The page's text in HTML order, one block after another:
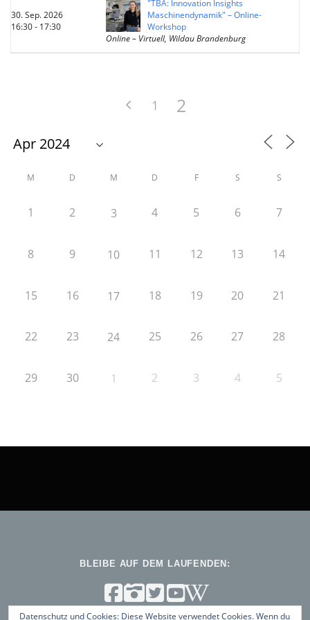
30. Sep. 2026
16:30 - 17:30
"TBA: Innovation Insights
Maschinendynamik" – Online-
Workshop
Online – Virtuell, Wildau Brandenburg
1 2
M D M D F S S
1 2 3 4 5 6 7
8 9 10 11 12 13 14
15 16 17 18 19 20 21
22 23 24 25 26 27 28
29 30 1 2 3 4 5
BLEIBE AUF DEM LAUFENDEN:
Datenschutz und Cookies: Diese Website verwendet Cookies. Wenn du